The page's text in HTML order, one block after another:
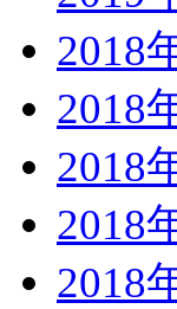
2018
2018
2018
2018
2018